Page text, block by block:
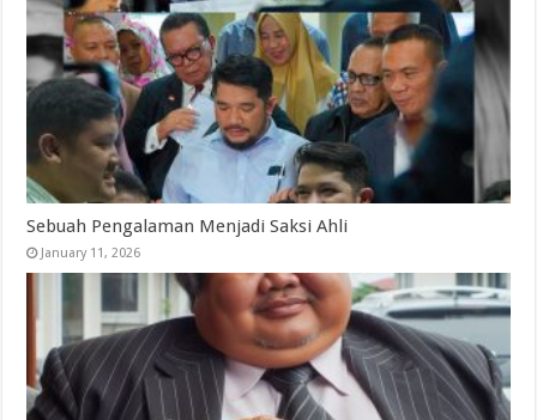
Sebuah Pengalaman Menjadi Saksi Ahli
January 11, 2026